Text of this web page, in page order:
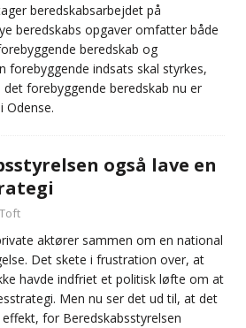
beredskabsarbejdet på
beredskabs opgaver omfatter både
beredskab og
forebyggende indsats skal styrkes,
forebyggende beredskab nu er
Odense.
også lave en
aktører sammen om en national
Det skete i frustration over, at
havde indfriet et politisk løfte om at
Men nu ser det ud til, at det
for Beredskabsstyrelsen